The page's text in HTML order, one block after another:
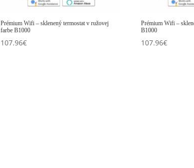
Prémium Wifi – sklenený termostat v ružovej
farbe B1000
107.96€
Prémium Wifi –
B1000
107.96€